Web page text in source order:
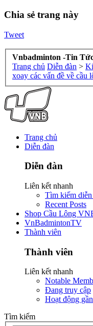
Chia sẻ trang này
Tweet
Vnbadminton -Tin
Trang chủ Diễn đàn >
xoay các vấn đề về cầu
Trang chủ
Diễn đàn
Diễn đàn
Liên kết nhanh
Tìm kiếm diễn
Recent Posts
Shop Cầu Lông
VnBadmintonTV
Thành viên
Thành viên
Liên kết nhanh
Notable
Đang truy cập
Hoạt động
Tìm kiếm